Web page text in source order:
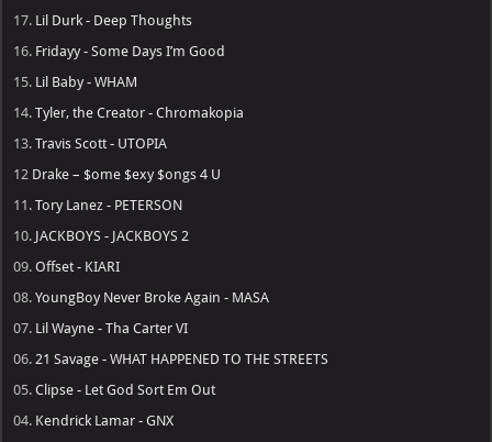
17. Lil Durk - Deep Thoughts
16. Fridayy - Some Days I’m Good
15. Lil Baby - WHAM
14.Tyler, the Creator - Chromakopia
13.Travis Scott - UTOPIA
12 Drake – $ome $exy $ongs 4 U
11.Tory Lanez - PETERSON
10. JACKBOYS - JACKBOYS 2
09.Offset - KIARI
08.YoungBoy Never Broke Again - MASA
07. Lil Wayne - Tha Carter VI
06.21 Savage - WHAT HAPPENED TO THE STREETS
05.Clipse - Let God Sort Em Out
04. Kendrick Lamar - GNX